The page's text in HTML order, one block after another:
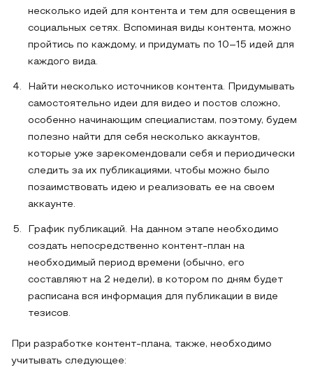
несколько идей для контента и тем для освещения в
социальных сетях. Вспоминая виды контента, можно
пройтись по каждому, и придумать по 10–15 идей для
каждого вида.
Найти несколько источников контента. Придумывать
самостоятельно идеи для видео и постов сложно,
особенно начинающим специалистам, поэтому, будем
полезно найти для себя несколько аккаунтов,
которые уже зарекомендовали себя и периодически
следить за их публикациями, чтобы можно было
позаимствовать идею и реализовать ее на своем
аккаунте.
График публикаций. На данном этапе необходимо
создать непосредственно контент-план на
необходимый период времени (обычно, его
составляют на 2 недели), в котором по дням будет
расписана вся информация для публикации в виде
тезисов.
При разработке контент-плана, также, необходимо
учитывать следующее: